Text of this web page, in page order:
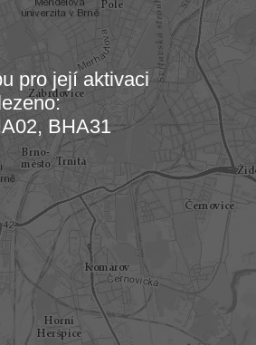
mapu…
pro její aktivaci
BHA31